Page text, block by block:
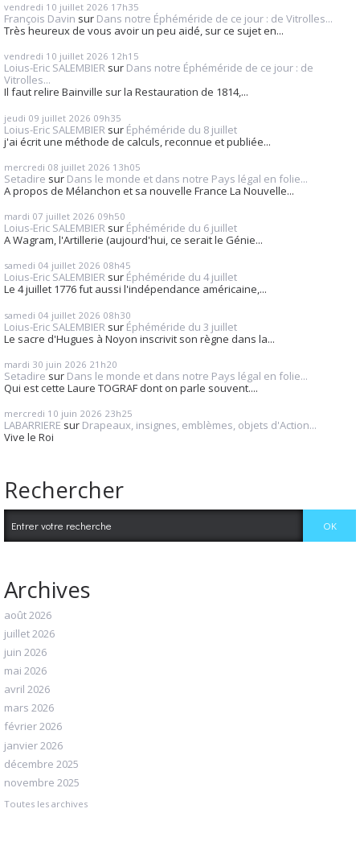
vendredi 10 juillet 2026 17h35
François Davin sur Dans notre Éphéméride de ce jour : de Vitrolles...
Très heureux de vous avoir un peu aidé, sur ce sujet en...
vendredi 10 juillet 2026 12h15
Loius-Eric SALEMBIER sur Dans notre Éphéméride de ce jour : de
Vitrolles...
Il faut relire Bainville sur la Restauration de 1814,...
jeudi 09 juillet 2026 09h35
Loius-Eric SALEMBIER sur Éphéméride du 8 juillet
j'ai écrit une méthode de calculs, reconnue et publiée...
mercredi 08 juillet 2026 13h05
Setadire sur Dans le monde et dans notre Pays légal en folie...
A propos de Mélanchon et sa nouvelle France La Nouvelle...
mardi 07 juillet 2026 09h50
Loius-Eric SALEMBIER sur Éphéméride du 6 juillet
A Wagram, l'Artillerie (aujourd'hui, ce serait le Génie...
samedi 04 juillet 2026 08h45
Loius-Eric SALEMBIER sur Éphéméride du 4 juillet
Le 4 juillet 1776 fut aussi l'indépendance américaine,...
samedi 04 juillet 2026 08h30
Loius-Eric SALEMBIER sur Éphéméride du 3 juillet
Le sacre d'Hugues à Noyon inscrivit son règne dans la...
mardi 30 juin 2026 21h20
Setadire sur Dans le monde et dans notre Pays légal en folie...
Qui est cette Laure TOGRAF dont on parle souvent....
mercredi 10 juin 2026 23h25
LABARRIERE sur Drapeaux, insignes, emblèmes, objets d'Action...
Vive le Roi
Rechercher
Archives
août 2026
juillet 2026
juin 2026
mai 2026
avril 2026
mars 2026
février 2026
janvier 2026
décembre 2025
novembre 2025
Toutes les archives